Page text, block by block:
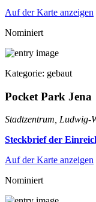
Auf der Karte anzeigen
Nominiert
Kategorie: gebaut
Pocket Park Jena
Stadtzentrum, Ludwig-
Steckbrief der
Auf der Karte anzeigen
Nominiert